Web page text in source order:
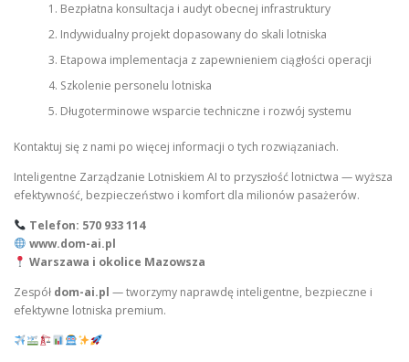
Bezpłatna konsultacja i audyt obecnej infrastruktury
Indywidualny projekt dopasowany do skali lotniska
Etapowa implementacja z zapewnieniem ciągłości operacji
Szkolenie personelu lotniska
Długoterminowe wsparcie techniczne i rozwój systemu
Kontaktuj się z nami po więcej informacji o tych rozwiązaniach.
Inteligentne Zarządzanie Lotniskiem AI to przyszłość lotnictwa — wyższa
efektywność, bezpieczeństwo i komfort dla milionów pasażerów.
Telefon: 570 933 114
www.dom-ai.pl
Warszawa i okolice Mazowsza
Zespół dom-ai.pl — tworzymy naprawdę inteligentne, bezpieczne i
efektywne lotniska premium.